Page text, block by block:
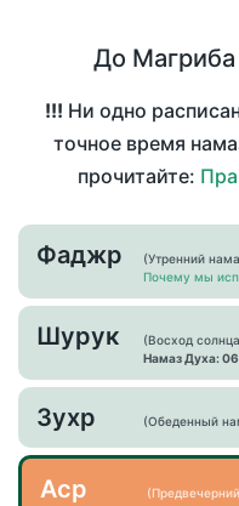
До
!!! Ни одно
точное время
прочитайте:
Фаджр
(Утренний
Почему мы
Шурук
(Восход
Намаз Духа:
Зухр (Обеденный
Аср